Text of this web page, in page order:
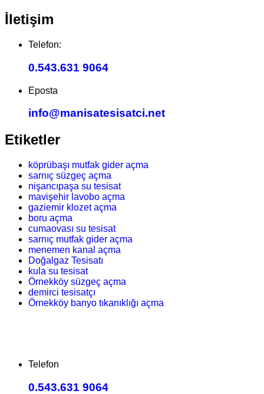
İletişim
Telefon:
0.543.631 9064
Eposta
info@manisatesisatci.net
Etiketler
köprübaşı mutfak gider açma
sarnıç süzgeç açma
nişancıpaşa su tesisat
mavişehir lavobo açma
gaziemir klozet açma
boru açma
cumaovası su tesisat
sarnıç mutfak gider açma
menemen kanal açma
Doğalgaz Tesisatı
kula su tesisat
Örnekköy süzgeç açma
demirci tesisatçı
Örnekköy banyo tıkanıklığı açma
Telefon
0.543.631 9064